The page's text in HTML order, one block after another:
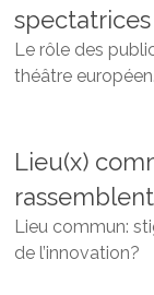
Le rôle des
théâtre européen.
Lieu(x)
rassemblent
Lieu commun:
de l’innovation?